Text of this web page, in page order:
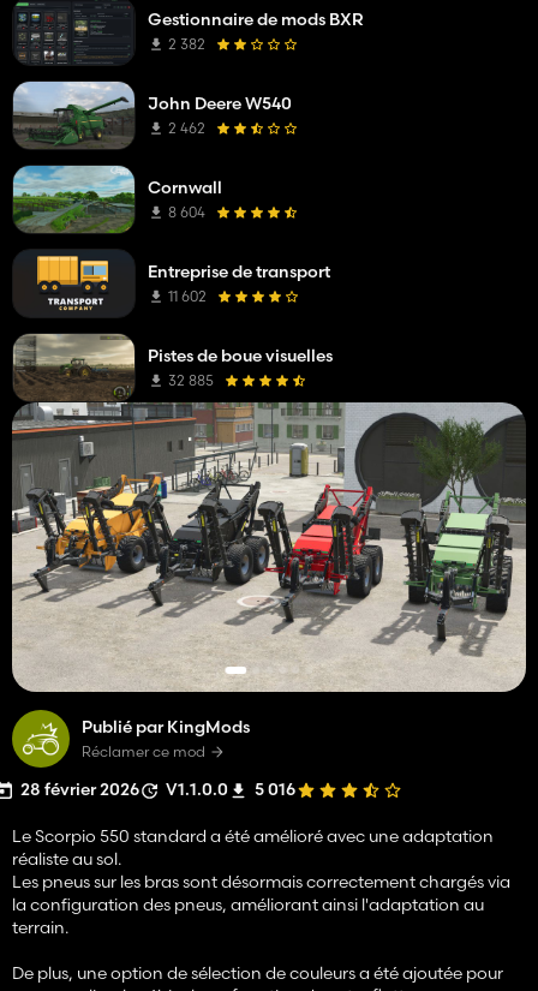
Publié par KingMods
Réclamer ce mod
28 février 2026 V1.1.0.0 5 016
Le Scorpio 550 standard a été amélioré avec une adaptation
réaliste au sol.
Les pneus sur les bras sont désormais correctement chargés via
la configuration des pneus, améliorant ainsi l'adaptation au
terrain.
De plus, une option de sélection de couleurs a été ajoutée pour
Gestionnaire de mods BXR
2 382
John Deere W540
2 462
Cornwall
8 604
Entreprise de transport
11 602
Pistes de boue visuelles
32 885